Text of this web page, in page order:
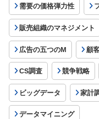
需要の価格弾力性
販売組織のマネジメント
広告の五つのM 顧
CS調査 競争戦略
ビッグデータ 家計
データマイニング